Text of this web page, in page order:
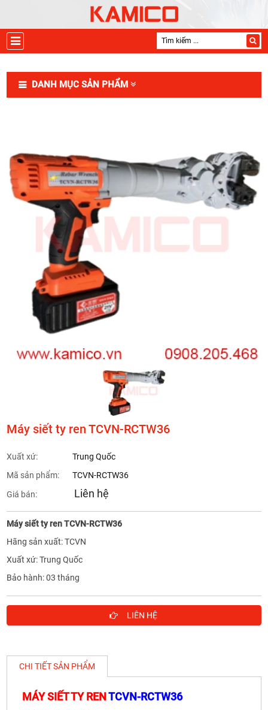
DANH MỤC SẢN PHẨM
Máy siết ty ren TCVN-RCTW36
Xuất xứ:
Trung Quốc
Mã sản phẩm:
TCVN-RCTW36
Giá bán:
Liên hệ
Máy siết ty ren TCVN-RCTW36
Hãng sản xuất: TCVN
Xuất xứ: Trung Quốc
Bảo hành: 03 tháng
LIÊN HỆ
CHI TIẾT SẢN PHẨM
MÁY SIẾT TY RENTCVN-RCTW36